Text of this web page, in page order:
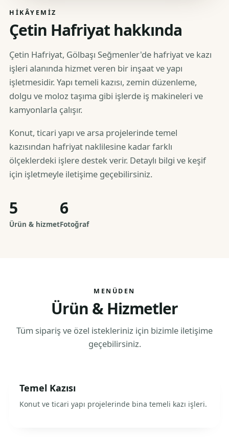
HIKÂYEMIZ
Çetin Hafriyat hakkında
Çetin Hafriyat, Gölbaşı Seğmenler'de hafriyat ve kazı
işleri alanında hizmet veren bir inşaat ve yapı
işletmesidir. Yapı temeli kazısı, zemin düzenleme,
dolgu ve moloz taşıma gibi işlerde iş makineleri ve
kamyonlarla çalışır.
Konut, ticari yapı ve arsa projelerinde temel
kazısından hafriyat naklilesine kadar farklı
ölçeklerdeki işlere destek verir. Detaylı bilgi ve keşif
için işletmeyle iletişime geçebilirsiniz.
5
Ürün & hizmet
6
Fotoğraf
MENÜDEN
Ürün & Hizmetler
Tüm sipariş ve özel istekleriniz için bizimle iletişime
geçebilirsiniz.
Temel Kazısı
Konut ve ticari yapı projelerinde bina temeli kazı işleri.